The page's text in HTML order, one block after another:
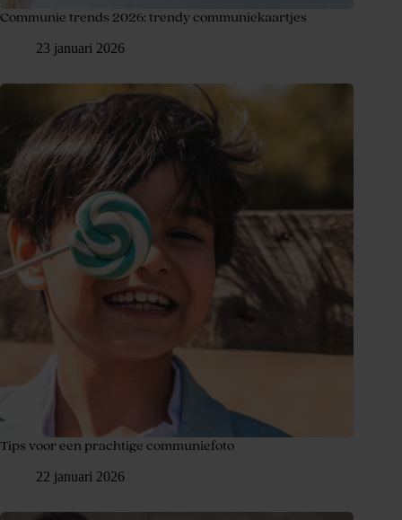
Communie trends 2026: trendy communiekaartjes
23 januari 2026
Tips voor een prachtige communiefoto
22 januari 2026